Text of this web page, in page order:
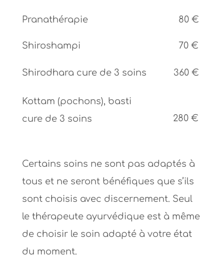
80 €
Pranathérapie
70 €
Shiroshampi
Shirodhara cure de 3 soins 360 €
Kottam (pochons), basti
cure de 3 soins
280 €
Certains soins ne sont pas adaptés à
tous et ne seront bénéfiques que s’ils
sont choisis avec discernement. Seul
le thérapeute ayurvédique est à même
de choisir le soin adapté à votre état
du moment.